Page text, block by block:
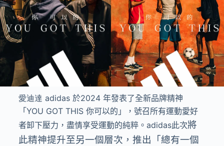
愛迪達 adidas 於2024 年發表了全新品牌精神
「YOU GOT THIS 你可以的」，號召所有運動愛好
者卸下壓力，盡情享受運動的純粹。 adidas此次將
此精神提升至另一個層次，推出「總有一個